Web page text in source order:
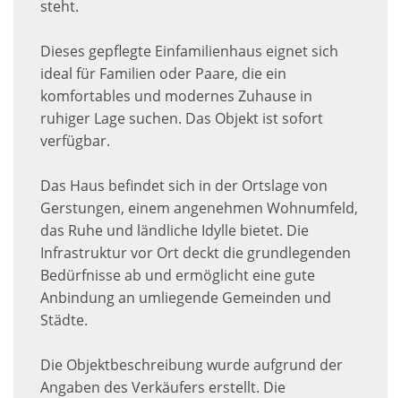
steht.
Dieses gepflegte Einfamilienhaus eignet sich
ideal für Familien oder Paare, die ein
komfortables und modernes Zuhause in
ruhiger Lage suchen. Das Objekt ist sofort
verfügbar.
Das Haus befindet sich in der Ortslage von
Gerstungen, einem angenehmen Wohnumfeld,
das Ruhe und ländliche Idylle bietet. Die
Infrastruktur vor Ort deckt die grundlegenden
Bedürfnisse ab und ermöglicht eine gute
Anbindung an umliegende Gemeinden und
Städte.
Die Objektbeschreibung wurde aufgrund der
Angaben des Verkäufers erstellt. Die